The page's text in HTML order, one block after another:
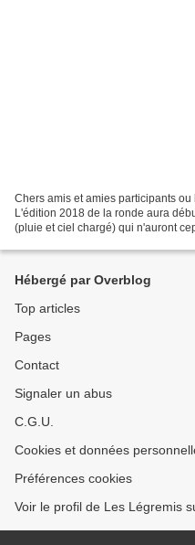
Chers amis et amies participants
L'édition 2018 de la ronde aura
(pluie et ciel chargé) qui n'auront
Hébergé par Overblog
Top articles
Pages
Contact
Signaler un abus
C.G.U.
Cookies et données
Préférences cookies
Voir le profil de Les Légremis